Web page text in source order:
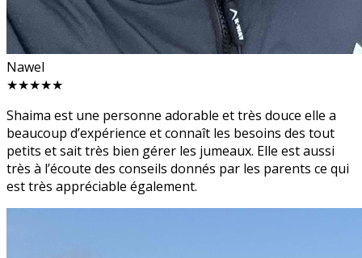
Nawel
★★★★★
Shaima est une personne adorable et très douce elle a
beaucoup d’expérience et connaît les besoins des tout
petits et sait très bien gérer les jumeaux. Elle est aussi
très à l’écoute des conseils donnés par les parents ce qui
est très appréciable également.